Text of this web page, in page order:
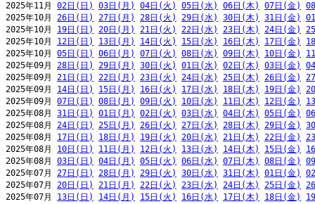
2025年11月 02日(日) 03日(月) 04日(火) 05日(水) 06日(木) 07日(金)
2025年10月 26日(日) 27日(月) 28日(火) 29日(水) 30日(木) 31日(金)
2025年10月 19日(日) 20日(月) 21日(火) 22日(水) 23日(木) 24日(金)
2025年10月 12日(日) 13日(月) 14日(火) 15日(水) 16日(木) 17日(金)
2025年10月 05日(日) 06日(月) 07日(火) 08日(水) 09日(木) 10日(金)
2025年09月 28日(日) 29日(月) 30日(火) 01日(水) 02日(木) 03日(金)
2025年09月 21日(日) 22日(月) 23日(火) 24日(水) 25日(木) 26日(金)
2025年09月 14日(日) 15日(月) 16日(火) 17日(水) 18日(木) 19日(金)
2025年09月 07日(日) 08日(月) 09日(火) 10日(水) 11日(木) 12日(金)
2025年08月 31日(日) 01日(月) 02日(火) 03日(水) 04日(木) 05日(金)
2025年08月 24日(日) 25日(月) 26日(火) 27日(水) 28日(木) 29日(金)
2025年08月 17日(日) 18日(月) 19日(火) 20日(水) 21日(木) 22日(金)
2025年08月 10日(日) 11日(月) 12日(火) 13日(水) 14日(木) 15日(金)
2025年08月 03日(日) 04日(月) 05日(火) 06日(水) 07日(木) 08日(金)
2025年07月 27日(日) 28日(月) 29日(火) 30日(水) 31日(木) 01日(金)
2025年07月 20日(日) 21日(月) 22日(火) 23日(水) 24日(木) 25日(金)
2025年07月 13日(日) 14日(月) 15日(火) 16日(水) 17日(木) 18日(金)